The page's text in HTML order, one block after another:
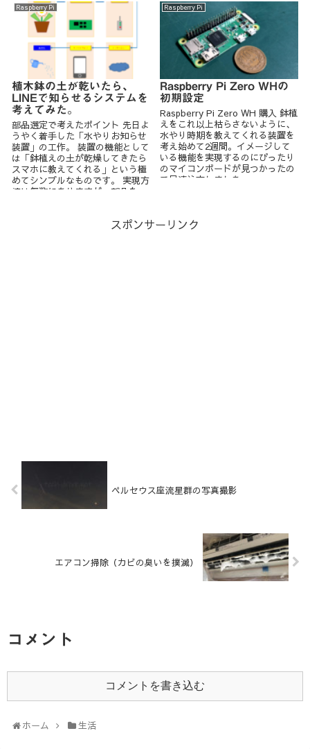
Raspberry Pi
植木鉢の土が乾いたら、
LINEで知らせるシステムを
考えてみた。
部品選定で考えたポイント 先日よ
うやく着手した「水やりお知らせ
装置」の工作。 装置の機能として
は「鉢植えの土が乾燥してきたら
スマホに教えてくれる」という極
めてシンプルなものです。 実現方
法は無数にありますが、部品を...
Raspberry Pi
Raspberry Pi Zero WHの
初期設定
Raspberry Pi Zero WH 購入 鉢植
えをこれ以上枯らさないように、
水やり時期を教えてくれる装置を
考え始めて2週間。イメージして
いる機能を実現するのにぴったり
のマイコンボードが見つかったの
で早速注文しました。 ...
スポンサーリンク
ペルセウス座流星群の写真撮影
エアコン掃除（カビの臭いを撲滅）
コメント
コメントを書き込む
ホーム 生活